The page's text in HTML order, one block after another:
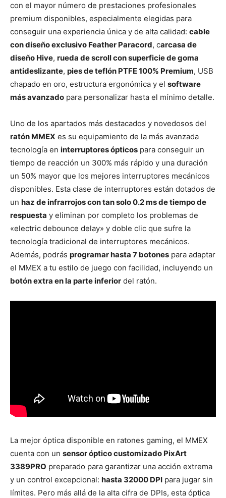
con el mayor número de prestaciones profesionales
premium disponibles, especialmente elegidas para
conseguir una experiencia única y de alta calidad: cable
con diseño exclusivo Feather Paracord, carcasa de
diseño Hive, rueda de scroll con superficie de goma
antideslizante, pies de teflón PTFE 100% Premium, USB
chapado en oro, estructura ergonómica y el software
más avanzado para personalizar hasta el mínimo detalle.
Uno de los apartados más destacados y novedosos del
ratón MMEX es su equipamiento de la más avanzada
tecnología en interruptores ópticos para conseguir un
tiempo de reacción un 300% más rápido y una duración
un 50% mayor que los mejores interruptores mecánicos
disponibles. Esta clase de interruptores están dotados de
un haz de infrarrojos con tan solo 0.2 ms de tiempo de
respuesta y eliminan por completo los problemas de
«electric debounce delay» y doble clic que sufre la
tecnología tradicional de interruptores mecánicos.
Además, podrás programar hasta 7 botones para adaptar
el MMEX a tu estilo de juego con facilidad, incluyendo un
botón extra en la parte inferior del ratón.
La mejor óptica disponible en ratones gaming, el MMEX
cuenta con un sensor óptico customizado PixArt
3389PRO preparado para garantizar una acción extrema
y un control excepcional: hasta 32000 DPI para jugar sin
límites. Pero más allá de la alta cifra de DPIs, esta óptica